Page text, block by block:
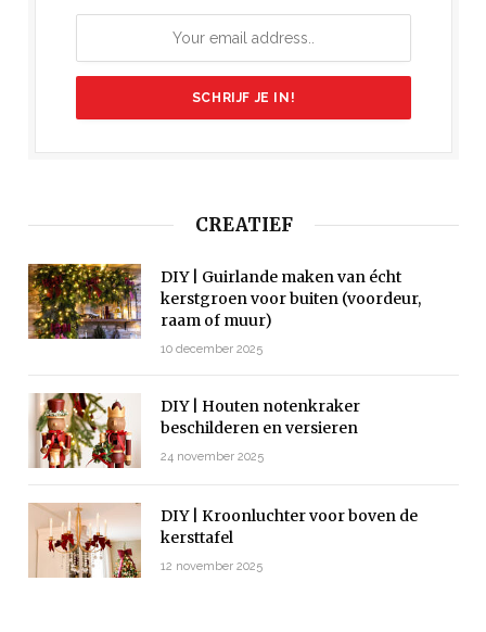
CREATIEF
DIY | Guirlande maken van écht
kerstgroen voor buiten (voordeur,
raam of muur)
10 december 2025
DIY | Houten notenkraker
beschilderen en versieren
24 november 2025
DIY | Kroonluchter voor boven de
kersttafel
12 november 2025